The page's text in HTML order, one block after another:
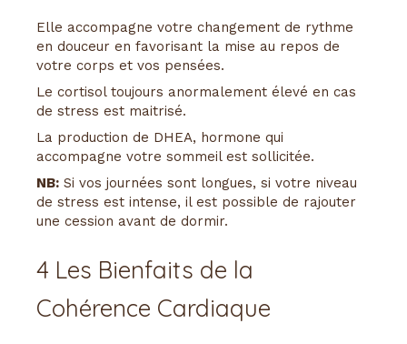
Elle accompagne votre changement de rythme
en douceur en favorisant la mise au repos de
votre corps et vos pensées.
Le cortisol toujours anormalement élevé en cas
de stress est maitrisé.
La production de DHEA, hormone qui
accompagne votre sommeil est sollicitée.
NB: Si vos journées sont longues, si votre niveau
de stress est intense, il est possible de rajouter
une cession avant de dormir.
4 Les Bienfaits de la
Cohérence Cardiaque